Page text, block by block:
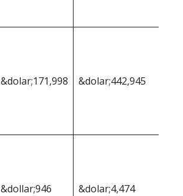
&dolar;171,998 &dolar;442,945
&dollar;946 &dolar;4,474